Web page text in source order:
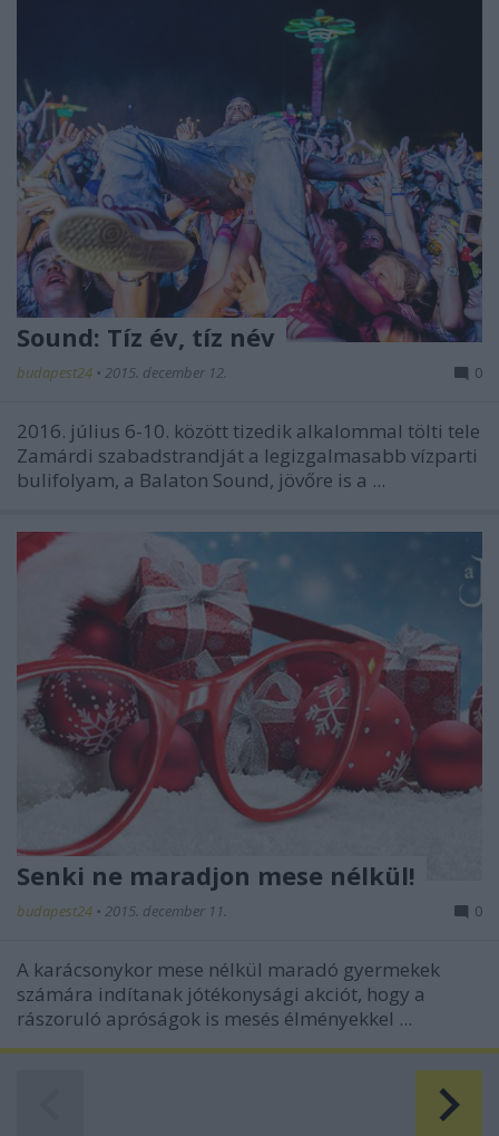
Sound: Tíz év, tíz név
budapest24 • 2015. december 12. 0
2016. július 6-10. között tizedik alkalommal tölti tele
Zamárdi szabadstrandját a legizgalmasabb vízparti
bulifolyam, a Balaton Sound, jövőre is a ...
Senki ne maradjon mese nélkül!
budapest24 • 2015. december 11. 0
A karácsonykor mese nélkül maradó gyermekek
számára indítanak jótékonysági akciót, hogy a
rászoruló apróságok is mesés élményekkel ...